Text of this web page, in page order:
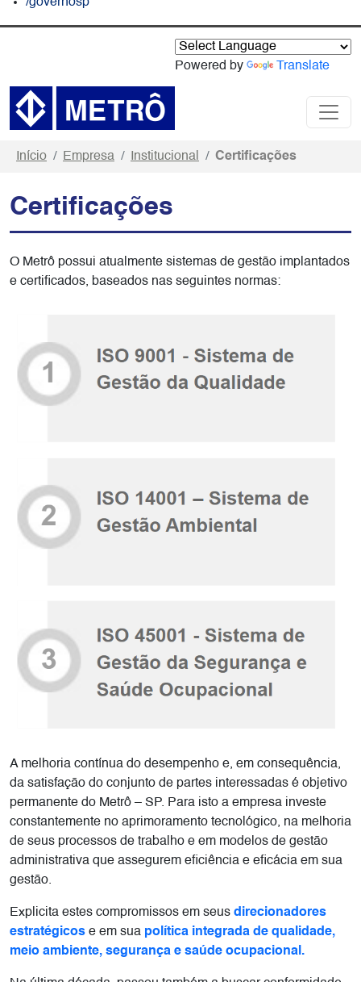
/governosp
Powered by Translate
Início Empresa Institucional Certificações
Certificações
O Metrô possui atualmente sistemas de gestão implantados
e certificados, baseados nas seguintes normas:
A melhoria contínua do desempenho e, em consequência,
da satisfação do conjunto de partes interessadas é objetivo
permanente do Metrô – SP. Para isto a empresa investe
constantemente no aprimoramento tecnológico, na melhoria
de seus processos de trabalho e em modelos de gestão
administrativa que assegurem eficiência e eficácia em sua
gestão.
Explicita estes compromissos em seus direcionadores
estratégicos e em sua política integrada de qualidade,
meio ambiente, segurança e saúde ocupacional.